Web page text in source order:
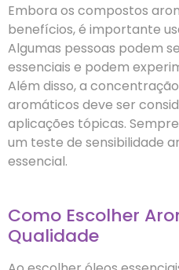
Embora os compostos
benefícios, é importante
Algumas pessoas podem
essenciais e podem
Além disso, a
aromáticos deve ser
aplicações tópicas.
um teste de sensibilidade
essencial.
Como Escolher
Qualidade